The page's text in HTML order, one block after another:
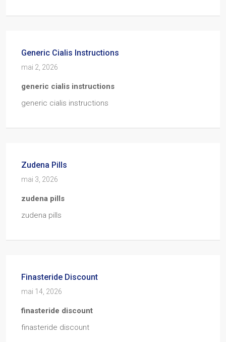
Generic Cialis Instructions
mai 2, 2026
generic cialis instructions
generic cialis instructions
Zudena Pills
mai 3, 2026
zudena pills
zudena pills
Finasteride Discount
mai 14, 2026
finasteride discount
finasteride discount